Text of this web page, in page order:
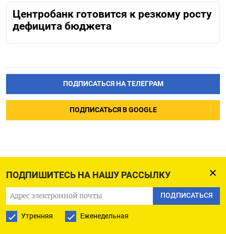
ПОДПИШИТЕСЬ НА НАШУ РАССЫЛКУ
ПОДПИСАТЬСЯ
Утренняя Еженедельная
Центробанк готовится к резкому росту
дефицита бюджета
ПОДПИСАТЬСЯ НА ТЕЛЕГРАМ
ПОДПИСАТЬСЯ В GOOGLE
ЦБР: самым популярным
средством оплаты в РФ
остаются карты,